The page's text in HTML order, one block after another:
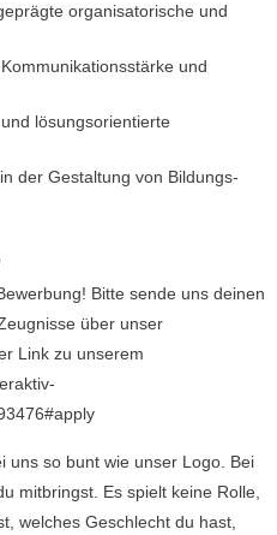
organisatorische und
und
lösungsorientierte
der Gestaltung von Bildungs-
Bitte sende uns deinen
über unser
Link zu unserem
uns so bunt wie unser Logo. Bei
mitbringst. Es spielt keine Rolle,
welches Geschlecht du hast,